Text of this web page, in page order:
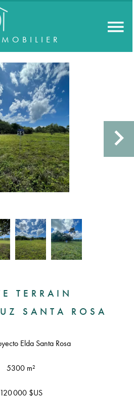
TERRAIN
SANTA ROSA
Elda Santa Rosa
5300 m²
120 000 $US